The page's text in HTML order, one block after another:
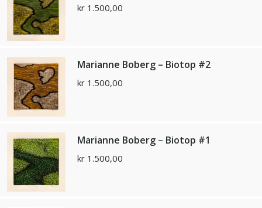
kr 1.500,00
Marianne Boberg – Biotop #2
kr 1.500,00
Marianne Boberg – Biotop #1
kr 1.500,00